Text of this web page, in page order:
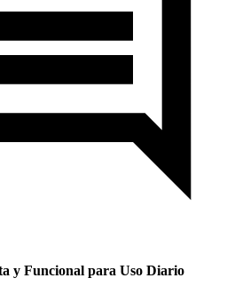
y Funcional para Uso Diario